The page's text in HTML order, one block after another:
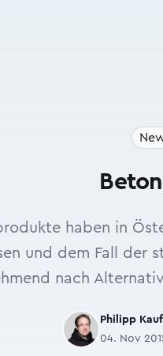
haben in
und dem Fall der
nach
Philipp
04. Nov